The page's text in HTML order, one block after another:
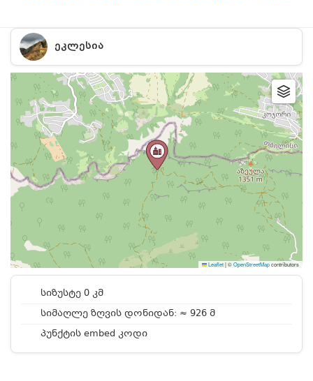
ᲔᲙᲚᲔᲡᲘᲐ
Leaflet|©OpenStreetMapcontributors
სიზუსტე 0 კმ
სიმაღლე ზღვის დონიდან: ≈ 926 მ
პუნქტის embed კოდი